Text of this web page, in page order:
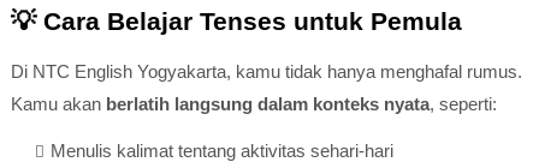
💡 Cara Belajar Tenses untuk Pemula
Di NTC English Yogyakarta, kamu tidak hanya menghafal rumus.
Kamu akan berlatih langsung dalam konteks nyata, seperti:
Menulis kalimat tentang aktivitas sehari-hari